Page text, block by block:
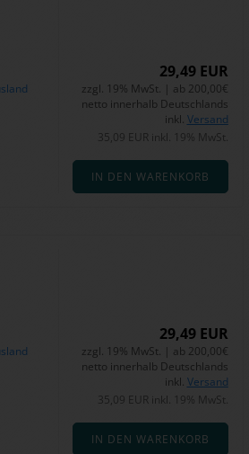
29,49 EUR
zzgl. 19% MwSt. | ab 200,00€
netto innerhalb Deutschlands
inkl. Versand
35,09 EUR inkl. 19% MwSt.
IN DEN WARENKORB
29,49 EUR
zzgl. 19% MwSt. | ab 200,00€
netto innerhalb Deutschlands
inkl. Versand
35,09 EUR inkl. 19% MwSt.
IN DEN WARENKORB